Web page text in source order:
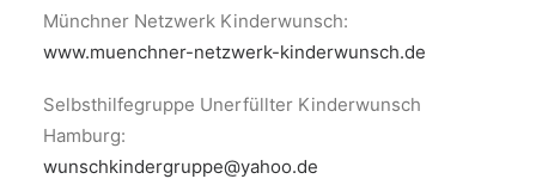
Münchner Netzwerk Kinderwunsch:
www.muenchner-netzwerk-kinderwunsch.de
Selbsthilfegruppe Unerfüllter Kinderwunsch
Hamburg:
wunschkindergruppe@yahoo.de